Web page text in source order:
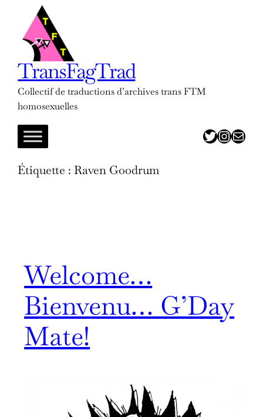
contenu
TransFagTrad
Collectif de traductions d’archives trans FTM
homosexuelles
twitter
insta
adresse mail
Étiquette : Raven Goodrum
Welcome…
Bienvenu… G’Day
Mate!